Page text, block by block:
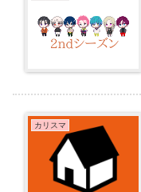
カリスマ